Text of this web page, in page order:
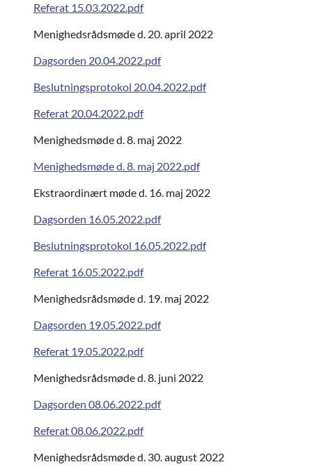
Referat 15.03.2022.pdf
Menighedsrådsmøde d. 20. april 2022
Dagsorden 20.04.2022.pdf
Beslutningsprotokol 20.04.2022.pdf
Referat 20.04.2022.pdf
Menighedsmøde d. 8. maj 2022
Menighedsmøde d. 8. maj 2022.pdf
Ekstraordinært møde d. 16. maj 2022
Dagsorden 16.05.2022.pdf
Beslutningsprotokol 16.05.2022.pdf
Referat 16.05.2022.pdf
Menighedsrådsmøde d. 19. maj 2022
Dagsorden 19.05.2022.pdf
Referat 19.05.2022.pdf
Menighedsrådsmøde d. 8. juni 2022
Dagsorden 08.06.2022.pdf
Referat 08.06.2022.pdf
Menighedsrådsmøde d. 30. august 2022